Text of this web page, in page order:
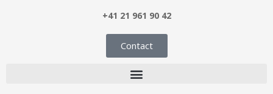
+41 21 961 90 42
Contact